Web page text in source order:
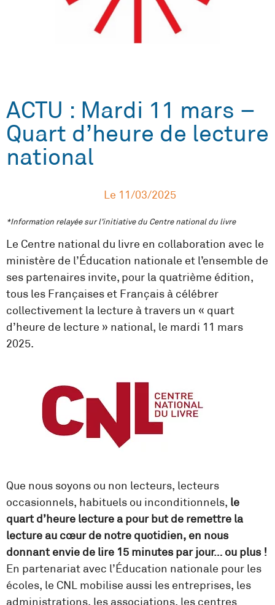
ACTU : Mardi 11 mars –
Quart d’heure de lecture
national
Le 11/03/2025
*Information relayée sur l’initiative du Centre national du livre
Le Centre national du livre en collaboration avec le
ministère de l’Éducation nationale et l’ensemble de
ses partenaires invite, pour la quatrième édition,
tous les Françaises et Français à célébrer
collectivement la lecture à travers un « quart
d’heure de lecture » national, le mardi 11 mars
2025.
Que nous soyons ou non lecteurs, lecteurs
occasionnels, habituels ou inconditionnels, le
quart d’heure lecture a pour but de remettre la
lecture au cœur de notre quotidien, en nous
donnant envie de lire 15 minutes par jour… ou plus !
En partenariat avec l’Éducation nationale pour les
écoles, le CNL mobilise aussi les entreprises, les
administrations, les associations, les centres